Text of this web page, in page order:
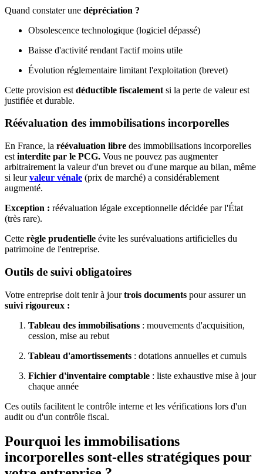
Quand constater une dépréciation ?
Obsolescence technologique (logiciel dépassé)
Baisse d'activité rendant l'actif moins utile
Évolution réglementaire limitant l'exploitation (brevet)
Cette provision est déductible fiscalement si la perte de valeur est
justifiée et durable.
Réévaluation des immobilisations incorporelles
En France, la réévaluation libre des immobilisations incorporelles
est interdite par le PCG. Vous ne pouvez pas augmenter
arbitrairement la valeur d'un brevet ou d'une marque au bilan, même
si leur valeur vénale (prix de marché) a considérablement
augmenté.
Exception : réévaluation légale exceptionnelle décidée par l'État
(très rare).
Cette règle prudentielle évite les surévaluations artificielles du
patrimoine de l'entreprise.
Outils de suivi obligatoires
Votre entreprise doit tenir à jourtrois documents pour assurer un
suivi rigoureux :
Tableau des immobilisations : mouvements d'acquisition,
cession, mise au rebut
Tableau d'amortissements : dotations annuelles et cumuls
Fichier d'inventaire comptable : liste exhaustive mise à jour
chaque année
Ces outils facilitent le contrôle interne et les vérifications lors d'un
audit ou d'un contrôle fiscal.
Pourquoi les immobilisations
incorporelles sont-elles stratégiques pour